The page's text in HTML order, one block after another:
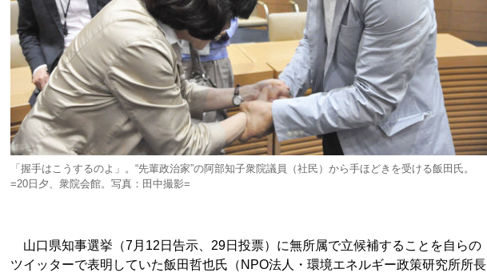
「握手はこうするのよ」。“先輩政治家”の阿部知子衆院議員（社民）から手ほどきを受ける飯田氏。
=20日夕、衆院会館。写真：田中撮影=
山口県知事選挙（7月12日告示、29日投票）に無所属で立候補することを自らの
ツイッターで表明していた飯田哲也氏（NPO法人・環境エネルギー政策研究所所長